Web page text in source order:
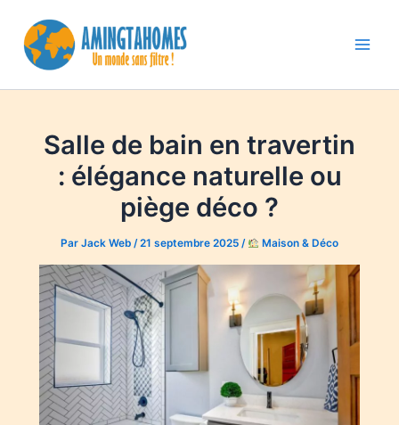
contenu
Salle de bain en travertin
: élégance naturelle ou
piège déco ?
Par Jack Web /21 septembre 2025 / Maison & Déco